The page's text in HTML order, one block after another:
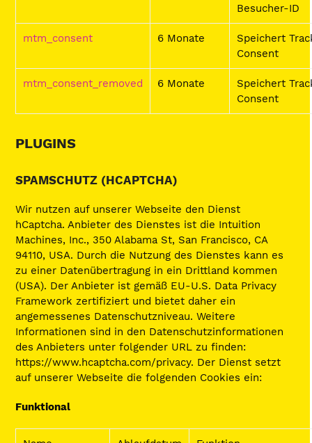
Besucher-ID
mtm_consent 6 Monate
Speichert
Consent
mtm_consent_removed 6 Monate
Speichert
Consent
PLUGINS
SPAMSCHUTZ (HCAPTCHA)
Wir nutzen auf unserer Webseite den Dienst
hCaptcha. Anbieter des Dienstes ist die Intuition
Machines, Inc., 350 Alabama St, San Francisco, CA
94110, USA. Durch die Nutzung des Dienstes kann es
zu einer Datenübertragung in ein Drittland kommen
(USA). Der Anbieter ist gemäß EU-U.S. Data Privacy
Framework zertifiziert und bietet daher ein
angemessenes Datenschutzniveau. Weitere
Informationen sind in den Datenschutzinformationen
des Anbieters unter folgender URL zu finden:
https://www.hcaptcha.com/privacy. Der Dienst setzt
auf unserer Webseite die folgenden Cookies ein:
Funktional